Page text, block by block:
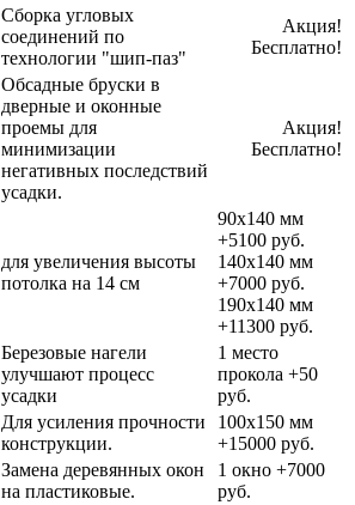
Сборка угловых
соединений по
технологии "шип-паз"
Акция!
Бесплатно!
Обсадные бруски в
дверные и оконные
проемы для
минимизации
негативных последствий
усадки.
Акция!
Бесплатно!
для увеличения высоты
потолка на 14 см
90х140 мм
+5100 руб.
140х140 мм
+7000 руб.
190х140 мм
+11300 руб.
Березовые нагели
улучшают процесс
усадки
1 место
прокола +50
руб.
Для усиления прочности
конструкции.
100х150 мм
+15000 руб.
Замена деревянных окон
на пластиковые.
1 окно +7000
руб.